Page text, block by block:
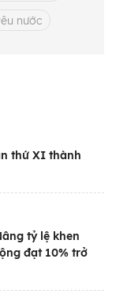
Thủ tướng
phát động
2026-
lần thứ
nghĩa đặc
tổng kết
công tác
nước
thứ XI thành
tỷ lệ khen
đạt 10% trở